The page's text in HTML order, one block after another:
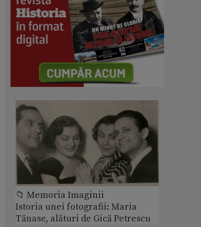
📁 Memoria Imaginii
Istoria unei fotografii: Maria
Tănase, alături de Gică Petrescu